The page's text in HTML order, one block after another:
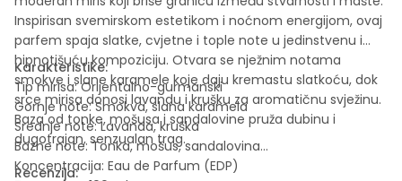
Inspirisan svemirskom estetikom i noćnom energijom, ovaj
parfem spaja slatke, cvjetne i tople note u jedinstvenu i
hipnotišuću kompoziciju. Otvara se nježnim notama
smokve i slane karamele koje daju kremastu slatkoću, dok
srce mirisa donosi lavandu i krušku za aromatičnu svježinu.
Baza od tonke, mošusa i sandalovine pruža dubinu i
dugotrajan, senzualan trag.
Karakteristike:
Tip mirisa: Orijentalno-gurmanski
Gornje note: Smokva, slana karamela
Srednje note: Lavanda, kruška
Bazne note: Tonka, mošus, sandalovina
Koncentracija: Eau de Parfum (EDP)
Recenzija: